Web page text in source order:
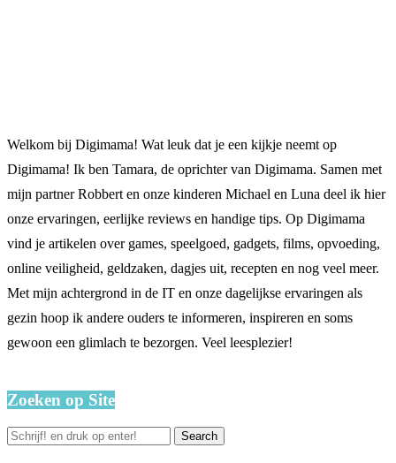
Welkom bij Digimama! Wat leuk dat je een kijkje neemt op
Digimama! Ik ben Tamara, de oprichter van Digimama. Samen met
mijn partner Robbert en onze kinderen Michael en Luna deel ik hier
onze ervaringen, eerlijke reviews en handige tips. Op Digimama
vind je artikelen over games, speelgoed, gadgets, films, opvoeding,
online veiligheid, geldzaken, dagjes uit, recepten en nog veel meer.
Met mijn achtergrond in de IT en onze dagelijkse ervaringen als
gezin hoop ik andere ouders te informeren, inspireren en soms
gewoon een glimlach te bezorgen. Veel leesplezier!
Zoeken op Site